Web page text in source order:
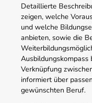
Detaillierte
zeigen, welche
und welche
anbieten, sowie die
Ausbildungskompass
Verknüpfung
informiert über
gewünschten Beruf.